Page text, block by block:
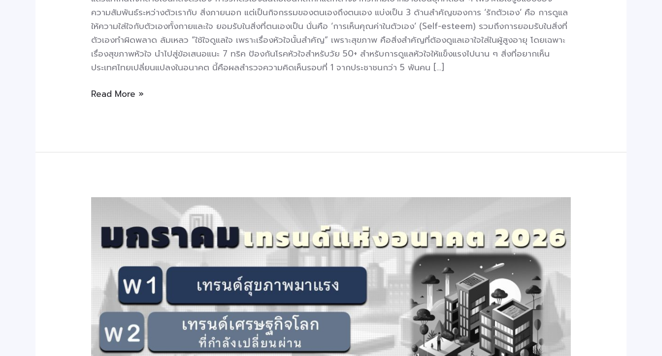
ความสัมพันธ์ระหว่างตัวเรากับ สิ่งภายนอก แต่เป็นกิจกรรมของตนเองถึงตนเอง แบ่งเป็น 3 ด้านสำคัญของการ ‘รักตัวเอง’ คือ การดูแล
ให้ความใส่ใจกับตัวเองทั้งกายและใจ ยอมรับในสิ่งที่ตนเองเป็น นั่นคือ ‘การเห็นคุณค่าในตัวเอง’ (Self-esteem) รวมถึงการยอมรับในสิ่งที่
ตัวเองทำผิดพลาด ล้มเหลว “ใช้ใจดูแลใจ เพราะเรื่องหัวใจนั้นสำคัญ” เพราะสุขภาพ คือสิ่งสำคัญที่ต้องดูแลเอาใจใส่ในผู้สูงอายุ โดยเฉพาะ
เรื่องสุขภาพหัวใจ นำไปสู่ข้อเสนอแนะ 7 ทริค ป้องกันโรคหัวใจสำหรับวัย 50+ สำหรับการดูแลหัวใจให้แข็งแรงไปนาน ๆ สิ่งที่อยากเห็น
ประเทศไทยเปลี่ยนแปลงในอนาคต นี้คือผลสำรวจความคิดเห็นรอบที่ 1 จากประชาชนกว่า 5 พันคน […]
Read More »
มค.